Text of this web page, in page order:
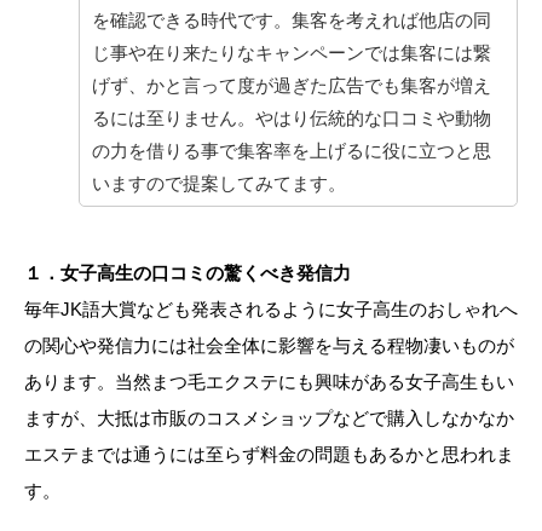
を確認できる時代です。集客を考えれば他店の同
じ事や在り来たりなキャンペーンでは集客には繋
げず、かと言って度が過ぎた広告でも集客が増え
るには至りません。やはり伝統的な口コミや動物
の力を借りる事で集客率を上げるに役に立つと思
いますので提案してみてます。
１．女子高生の口コミの驚くべき発信力
毎年JK語大賞なども発表されるように女子高生のおしゃれへ
の関心や発信力には社会全体に影響を与える程物凄いものが
あります。当然まつ毛エクステにも興味がある女子高生もい
ますが、大抵は市販のコスメショップなどで購入しなかなか
エステまでは通うには至らず料金の問題もあるかと思われま
す。